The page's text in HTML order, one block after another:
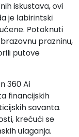
iskustava, ovi
je labirintski
Potaknuti
prazninu,
putove
360 Ai
financijskih
savanta.
krećući se
ulaganja.